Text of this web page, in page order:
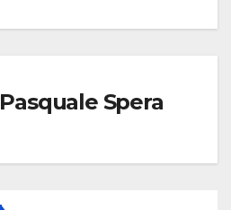
Pasquale Spera